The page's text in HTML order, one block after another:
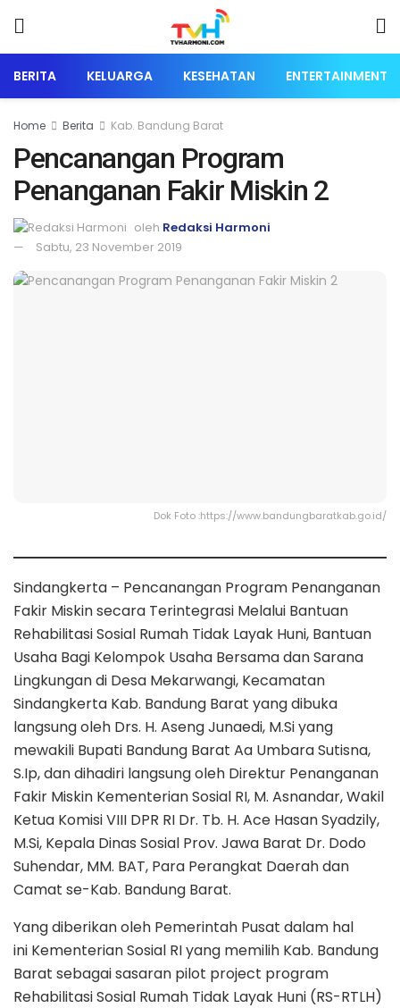
BERITA KELUARGA KESEHATAN ENTERTAINMENT
Home Berita Kab. Bandung Barat
Pencanangan Program
Penanganan Fakir Miskin 2
oleh Redaksi Harmoni
Sabtu, 23 November 2019
Dok Foto :https://www.bandungbaratkab.go.id/
Sindangkerta – Pencanangan Program Penanganan
Fakir Miskin secara Terintegrasi Melalui Bantuan
Rehabilitasi Sosial Rumah Tidak Layak Huni, Bantuan
Usaha Bagi Kelompok Usaha Bersama dan Sarana
Lingkungan di Desa Mekarwangi, Kecamatan
Sindangkerta Kab. Bandung Barat yang dibuka
langsung oleh Drs. H. Aseng Junaedi, M.Si yang
mewakili Bupati Bandung Barat Aa Umbara Sutisna,
S.Ip, dan dihadiri langsung oleh Direktur Penanganan
Fakir Miskin Kementerian Sosial RI, M. Asnandar, Wakil
Ketua Komisi VIII DPR RI Dr. Tb. H. Ace Hasan Syadzily,
M.Si, Kepala Dinas Sosial Prov. Jawa Barat Dr. Dodo
Suhendar, MM. BAT, Para Perangkat Daerah dan
Camat se-Kab. Bandung Barat.
Yang diberikan oleh Pemerintah Pusat dalam hal
ini Kementerian Sosial RI yang memilih Kab. Bandung
Barat sebagai sasaran pilot project program
Rehabilitasi Sosial Rumah Tidak Layak Huni (RS-RTLH)